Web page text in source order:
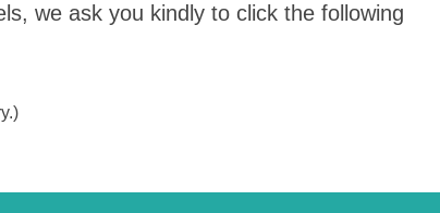
we ask you kindly to click the following